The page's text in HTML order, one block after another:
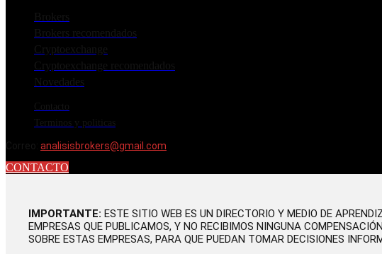
analisisbrokers@gmail.com
CONTACTO
IMPORTANTE: ESTE SITIO WEB ES UN DIRECTORIO Y MEDIO DE
EMPRESAS QUE PUBLICAMOS, Y NO RECIBIMOS NINGUNA
SOBRE ESTAS EMPRESAS, PARA QUE PUEDAN TOMAR DECISIONES